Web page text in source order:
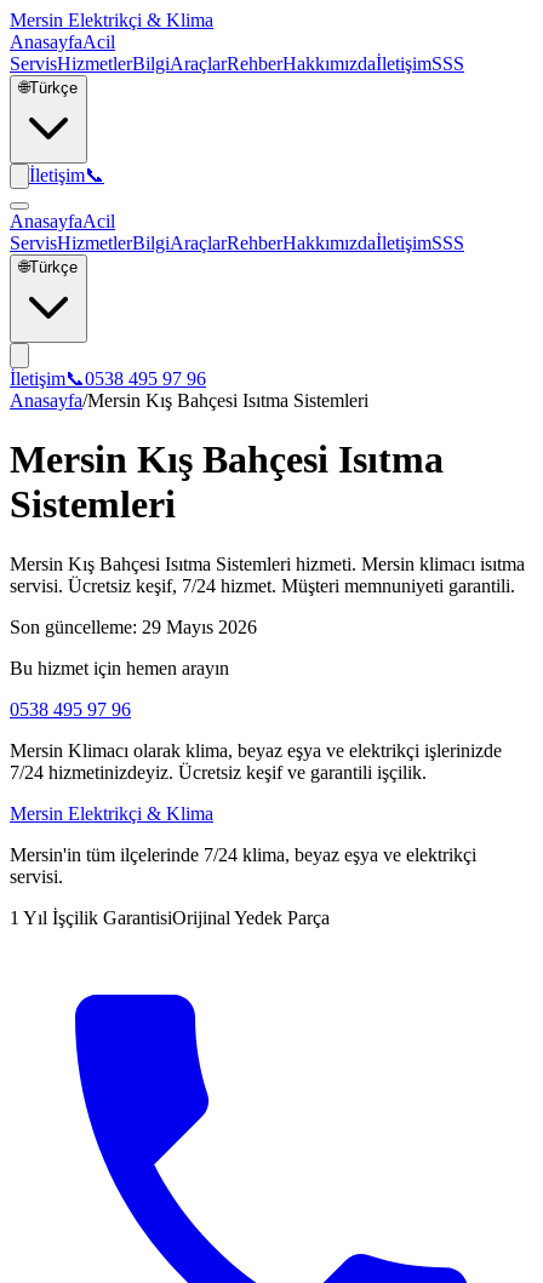
Mersin Elektrikçi & Klima
AnasayfaAcil
ServisHizmetlerBilgiAraçlarRehberHakkımızdaİletişimSSS
🌐Türkçe
İletişim📞
AnasayfaAcil
ServisHizmetlerBilgiAraçlarRehberHakkımızdaİletişimSSS
🌐Türkçe
İletişim📞0538 495 97 96
Anasayfa/Mersin Kış Bahçesi Isıtma Sistemleri
Mersin Kış Bahçesi Isıtma
Sistemleri
Mersin Kış Bahçesi Isıtma Sistemleri hizmeti. Mersin klimacı isıtma
servisi. Ücretsiz keşif, 7/24 hizmet. Müşteri memnuniyeti garantili.
Son güncelleme: 29 Mayıs 2026
Bu hizmet için hemen arayın
0538 495 97 96
Mersin Klimacı olarak klima, beyaz eşya ve elektrikçi işlerinizde
7/24 hizmetinizdeyiz. Ücretsiz keşif ve garantili işçilik.
Mersin Elektrikçi & Klima
Mersin'in tüm ilçelerinde 7/24 klima, beyaz eşya ve elektrikçi
servisi.
1 Yıl İşçilik GarantisiOrijinal Yedek Parça